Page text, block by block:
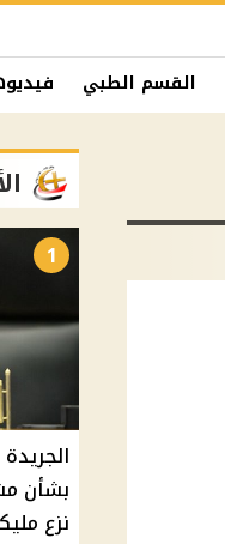
القسم الطبي
1
بشأن
نزع